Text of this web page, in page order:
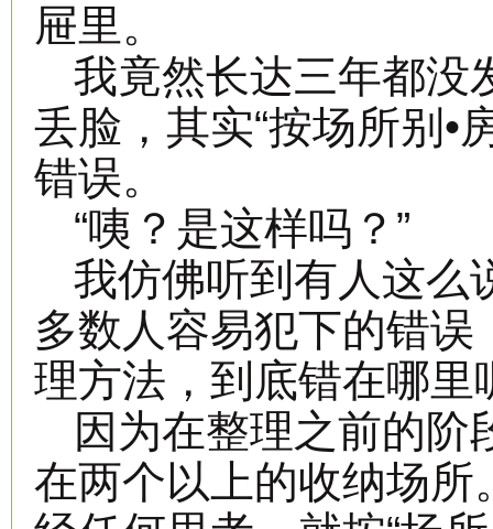
屉里。
我竟然长达三年都没
丢脸，其实“按场所别•
错误。
“咦？是这样吗？”
我仿佛听到有人这么
多数人容易犯下的错
理方法，到底错在哪里
因为在整理之前的阶
在两个以上的收纳场